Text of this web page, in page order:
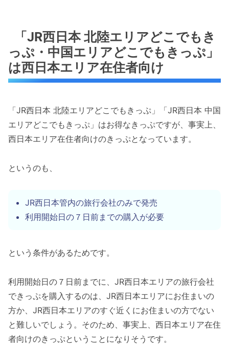
「JR西日本 北陸エリアどこでもき
っぷ・中国エリアどこでもきっぷ」
は西日本エリア在住者向け
「JR西日本 北陸エリアどこでもきっぷ」「JR西日本 中国
エリアどこでもきっぷ」はお得なきっぷですが、事実上、
西日本エリア在住者向けのきっぷとなっています。
というのも、
JR西日本管内の旅行会社のみで発売
利用開始日の７日前までの購入が必要
という条件があるためです。
利用開始日の７日前までに、JR西日本エリアの旅行会社
できっぷを購入するのは、JR西日本エリアにお住まいの
方か、JR西日本エリアのすぐ近くにお住まいの方でない
と難しいでしょう。そのため、事実上、西日本エリア在住
者向けのきっぷということになりそうです。